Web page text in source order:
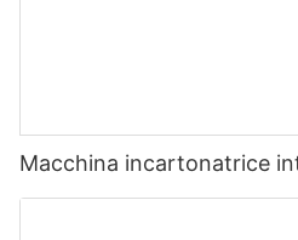
Macchina incartonatrice